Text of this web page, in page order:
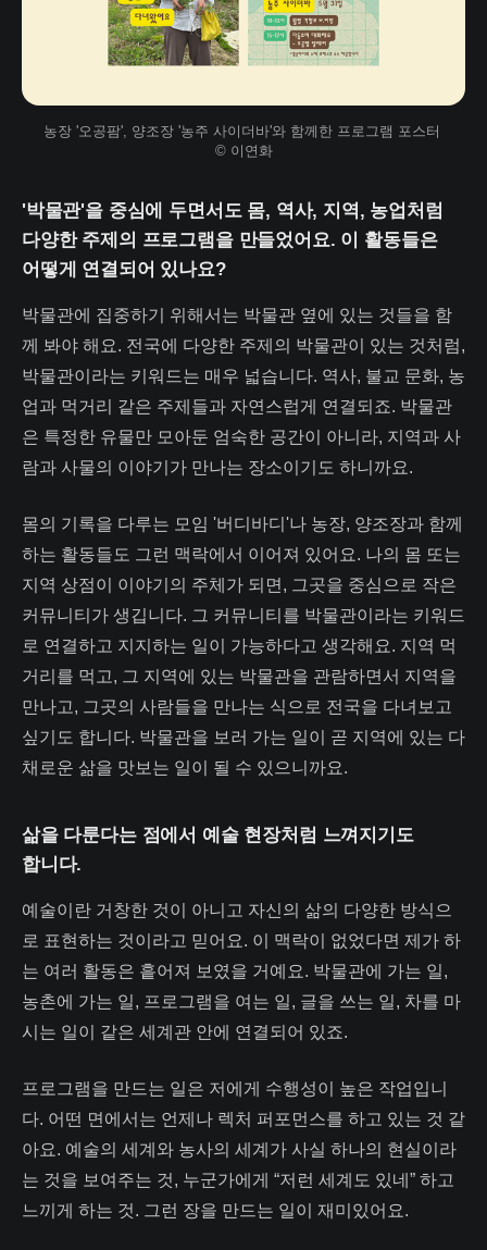
농장 '오공팜', 양조장 '농주 사이더바'와 함께한 프로그램 포스터
© 이연화
'박물관'을 중심에 두면서도 몸, 역사, 지역, 농업처럼
다양한 주제의 프로그램을 만들었어요. 이 활동들은
어떻게 연결되어 있나요?
박물관에 집중하기 위해서는 박물관 옆에 있는 것들을 함
께 봐야 해요. 전국에 다양한 주제의 박물관이 있는 것처럼,
박물관이라는 키워드는 매우 넓습니다. 역사, 불교 문화, 농
업과 먹거리 같은 주제들과 자연스럽게 연결되죠. 박물관
은 특정한 유물만 모아둔 엄숙한 공간이 아니라, 지역과 사
람과 사물의 이야기가 만나는 장소이기도 하니까요.
몸의 기록을 다루는 모임 '버디바디'나 농장, 양조장과 함께
하는 활동들도 그런 맥락에서 이어져 있어요. 나의 몸 또는
지역 상점이 이야기의 주체가 되면, 그곳을 중심으로 작은
커뮤니티가 생깁니다. 그 커뮤니티를 박물관이라는 키워드
로 연결하고 지지하는 일이 가능하다고 생각해요. 지역 먹
거리를 먹고, 그 지역에 있는 박물관을 관람하면서 지역을
만나고, 그곳의 사람들을 만나는 식으로 전국을 다녀보고
싶기도 합니다. 박물관을 보러 가는 일이 곧 지역에 있는 다
채로운 삶을 맛보는 일이 될 수 있으니까요.
삶을 다룬다는 점에서 예술 현장처럼 느껴지기도
합니다.
예술이란 거창한 것이 아니고 자신의 삶의 다양한 방식으
로 표현하는 것이라고 믿어요. 이 맥락이 없었다면 제가 하
는 여러 활동은 흩어져 보였을 거예요. 박물관에 가는 일,
농촌에 가는 일, 프로그램을 여는 일, 글을 쓰는 일, 차를 마
시는 일이 같은 세계관 안에 연결되어 있죠.
프로그램을 만드는 일은 저에게 수행성이 높은 작업입니
다. 어떤 면에서는 언제나 렉처 퍼포먼스를 하고 있는 것 같
아요. 예술의 세계와 농사의 세계가 사실 하나의 현실이라
는 것을 보여주는 것, 누군가에게 “저런 세계도 있네” 하고
느끼게 하는 것. 그런 장을 만드는 일이 재미있어요.